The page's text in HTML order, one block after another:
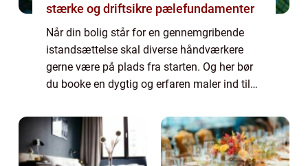
stærke og driftsikre pælefundamenter
Når din bolig står for en gennemgribende
istandsættelse skal diverse håndværkere
gerne være på plads fra starten. Og her bør
du booke en dygtig og erfaren maler ind til